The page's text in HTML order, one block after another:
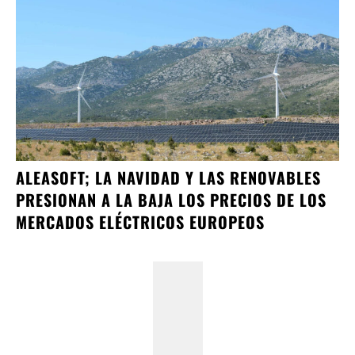
ALEASOFT; LA NAVIDAD Y LAS RENOVABLES
PRESIONAN A LA BAJA LOS PRECIOS DE LOS
MERCADOS ELÉCTRICOS EUROPEOS